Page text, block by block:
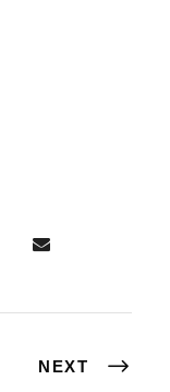
NEXT